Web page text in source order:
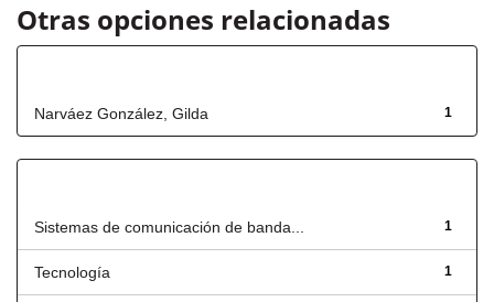
Otras opciones relacionadas
1
Narváez González, Gilda
1
Sistemas de comunicación de banda...
1
Tecnología